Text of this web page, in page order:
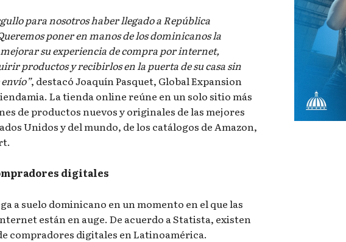
para nosotros haber llegado a República
poner en manos de los dominicanos la
su experiencia de compra por internet,
productos y recibirlos en la puerta de su casa sin
, destacó Joaquín Pasquet, Global Expansion
La tienda online reúne en un solo sitio más
de productos nuevos y originales de las mejores
Unidos y del mundo, de los catálogos de Amazon,
digitales
a suelo dominicano en un momento en el que las
están en auge. De acuerdo a Statista, existen
compradores digitales en Latinoamérica.